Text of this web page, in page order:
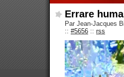
Errare
Par Jean-Jacques
:: #5656 :: rss